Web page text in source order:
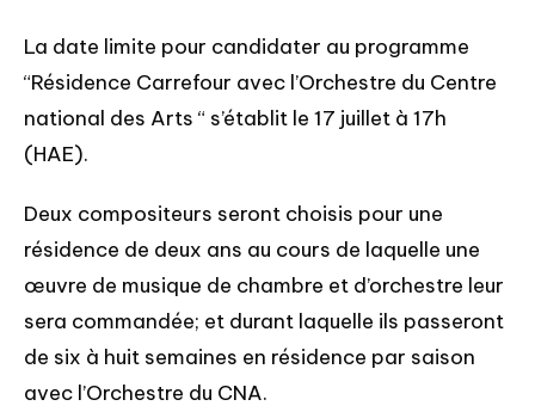
La date limite pour candidater au programme
“Résidence Carrefour avec l’Orchestre du Centre
national des Arts “ s’établit le 17 juillet à 17h
(HAE).
Deux compositeurs seront choisis pour une
résidence de deux ans au cours de laquelle une
œuvre de musique de chambre et d’orchestre leur
sera commandée; et durant laquelle ils passeront
de six à huit semaines en résidence par saison
avec l’Orchestre du CNA.